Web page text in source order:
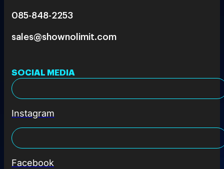
085-848-2253
sales@shownolimit.com
SOCIAL MEDIA
Instagram
Facebook